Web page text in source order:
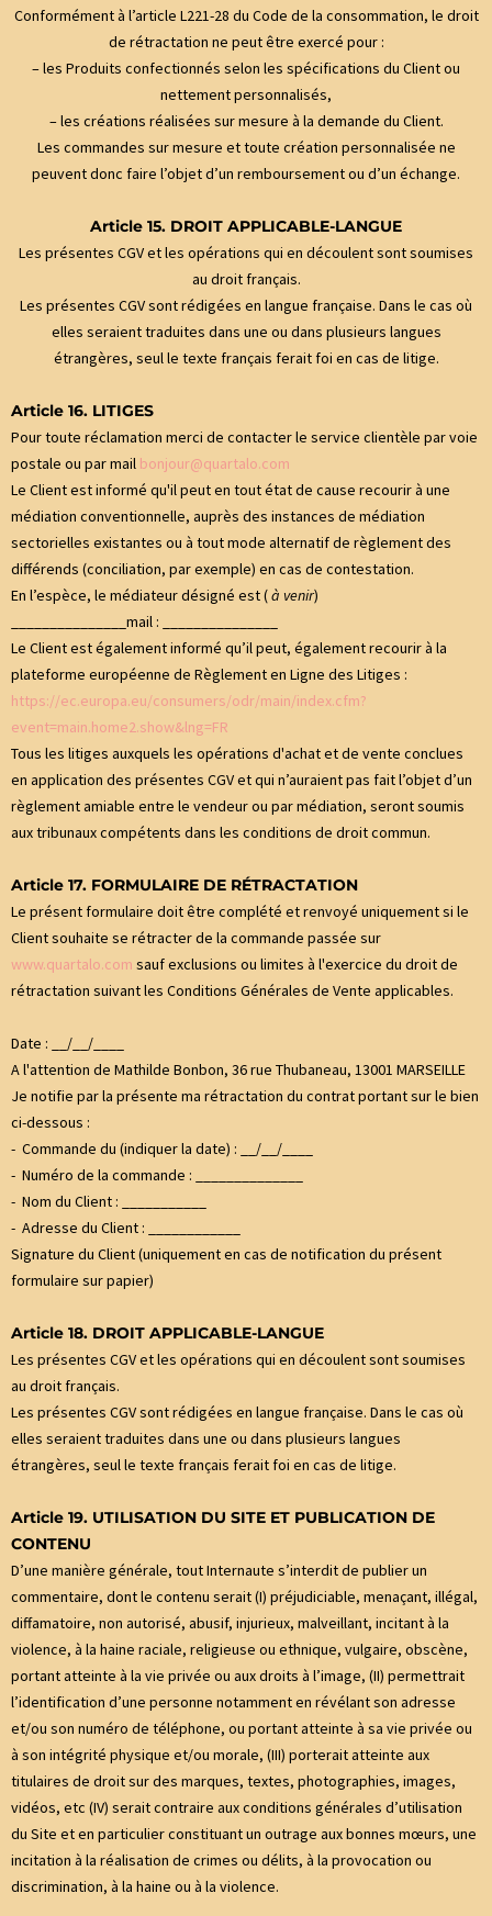
Conformément à l’article L221-28 du Code de la consommation, le droit
de rétractation ne peut être exercé pour :
– les Produits confectionnés selon les spécifications du Client ou
nettement personnalisés,
– les créations réalisées sur mesure à la demande du Client.
Les commandes sur mesure et toute création personnalisée ne
peuvent donc faire l’objet d’un remboursement ou d’un échange.
Article 15. DROIT APPLICABLE-LANGUE
Les présentes CGV et les opérations qui en découlent sont soumises
au droit français.
Les présentes CGV sont rédigées en langue française. Dans le cas où
elles seraient traduites dans une ou dans plusieurs langues
étrangères, seul le texte français ferait foi en cas de litige.
Article 16. LITIGES
Pour toute réclamation merci de contacter le service clientèle par voie
postale ou par mail bonjour@quartalo.com
Le Client est informé qu'il peut en tout état de cause recourir à une
médiation conventionnelle, auprès des instances de médiation
sectorielles existantes ou à tout mode alternatif de règlement des
différends (conciliation, par exemple) en cas de contestation.
En l’espèce, le médiateur désigné est (à venir)
_______________mail : _______________
Le Client est également informé qu’il peut, également recourir à la
plateforme européenne de Règlement en Ligne des Litiges :
https://ec.europa.eu/consumers/odr/main/index.cfm?
event=main.home2.show&lng=FR
Tous les litiges auxquels les opérations d'achat et de vente conclues
en application des présentes CGV et qui n’auraient pas fait l’objet d’un
règlement amiable entre le vendeur ou par médiation, seront soumis
aux tribunaux compétents dans les conditions de droit commun.
Article 17. FORMULAIRE DE RÉTRACTATION
Le présent formulaire doit être complété et renvoyé uniquement si le
Client souhaite se rétracter de la commande passée sur
www.quartalo.com sauf exclusions ou limites à l'exercice du droit de
rétractation suivant les Conditions Générales de Vente applicables.
Date : __/__/____
A l'attention de Mathilde Bonbon, 36 rue Thubaneau, 13001 MARSEILLE
Je notifie par la présente ma rétractation du contrat portant sur le bien
ci-dessous :
- Commande du (indiquer la date) : __/__/____
- Numéro de la commande : ______________
- Nom du Client : ___________
- Adresse du Client : ____________
Signature du Client (uniquement en cas de notification du présent
formulaire sur papier)
Article 18. DROIT APPLICABLE-LANGUE
Les présentes CGV et les opérations qui en découlent sont soumises
au droit français.
Les présentes CGV sont rédigées en langue française. Dans le cas où
elles seraient traduites dans une ou dans plusieurs langues
étrangères, seul le texte français ferait foi en cas de litige.
Article 19. UTILISATION DU SITE ET PUBLICATION DE
CONTENU
D’une manière générale, tout Internaute s’interdit de publier un
commentaire, dont le contenu serait (I) préjudiciable, menaçant, illégal,
diffamatoire, non autorisé, abusif, injurieux, malveillant, incitant à la
violence, à la haine raciale, religieuse ou ethnique, vulgaire, obscène,
portant atteinte à la vie privée ou aux droits à l’image, (II) permettrait
l’identification d’une personne notamment en révélant son adresse
et/ou son numéro de téléphone, ou portant atteinte à sa vie privée ou
à son intégrité physique et/ou morale, (III) porterait atteinte aux
titulaires de droit sur des marques, textes, photographies, images,
vidéos, etc (IV) serait contraire aux conditions générales d’utilisation
du Site et en particulier constituant un outrage aux bonnes mœurs, une
incitation à la réalisation de crimes ou délits, à la provocation ou
discrimination, à la haine ou à la violence.